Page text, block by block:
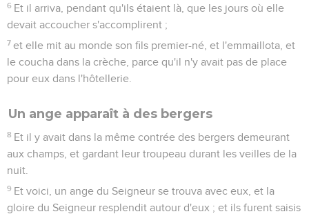
6 Et il arriva, pendant qu'ils étaient là, que les jours où elle
devait accoucher s'accomplirent ;
7 et elle mit au monde son fils premier-né, et l'emmaillota, et
le coucha dans la crèche, parce qu'il n'y avait pas de place
pour eux dans l'hôtellerie.
Un ange apparaît à des bergers
8 Et il y avait dans la même contrée des bergers demeurant
aux champs, et gardant leur troupeau durant les veilles de la
nuit.
9 Et voici, un ange du Seigneur se trouva avec eux, et la
gloire du Seigneur resplendit autour d'eux ; et ils furent saisis